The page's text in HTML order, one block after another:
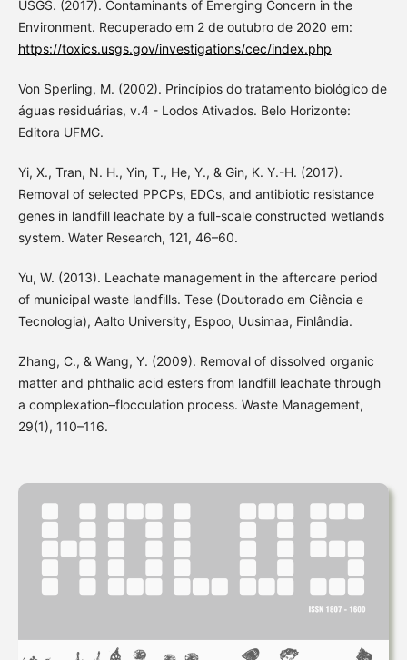
USGS. (2017). Contaminants of Emerging Concern in the
Environment. Recuperado em 2 de outubro de 2020 em:
https://toxics.usgs.gov/investigations/cec/index.php
Von Sperling, M. (2002). Princípios do tratamento biológico de
águas residuárias, v.4 - Lodos Ativados. Belo Horizonte:
Editora UFMG.
Yi, X., Tran, N. H., Yin, T., He, Y., & Gin, K. Y.-H. (2017).
Removal of selected PPCPs, EDCs, and antibiotic resistance
genes in landfill leachate by a full-scale constructed wetlands
system. Water Research, 121, 46–60.
Yu, W. (2013). Leachate management in the aftercare period
of municipal waste landﬁlls. Tese (Doutorado em Ciência e
Tecnologia), Aalto University, Espoo, Uusimaa, Finlândia.
Zhang, C., & Wang, Y. (2009). Removal of dissolved organic
matter and phthalic acid esters from landfill leachate through
a complexation–flocculation process. Waste Management,
29(1), 110–116.